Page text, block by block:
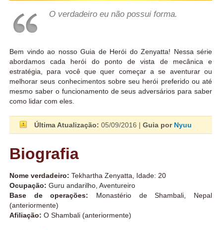
O verdadeiro eu não possui forma.
Bem vindo ao nosso Guia de Herói do Zenyatta! Nessa série
abordamos cada herói do ponto de vista de mecânica e
estratégia, para você que quer começar a se aventurar ou
melhorar seus conhecimentos sobre seu herói preferido ou até
mesmo saber o funcionamento de seus adversários para saber
como lidar com eles.
Última Atualização: 05/09/2016 | Guia por Nyuu
Biografia
Nome verdadeiro: Tekhartha Zenyatta, Idade: 20
Ocupação: Guru andarilho, Aventureiro
Base de operações: Monastério de Shambali, Nepal
(anteriormente)
Afiliação: O Shambali (anteriormente)